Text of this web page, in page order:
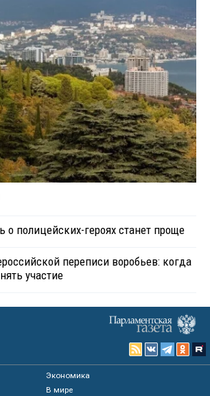
о полицейских-героях станет проще
переписи воробьев: когда
участие
Экономика
В мире